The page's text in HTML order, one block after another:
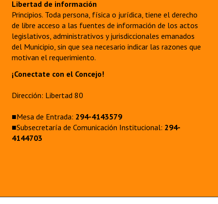
Libertad de información
Principios. Toda persona, física o jurídica, tiene el derecho
de libre acceso a las fuentes de información de los actos
legislativos, administrativos y jurisdiccionales emanados
del Municipio, sin que sea necesario indicar las razones que
motivan el requerimiento.
¡Conectate con el Concejo!
Dirección: Libertad 80
■Mesa de Entrada: 294-4143579
■Subsecretaría de Comunicación Institucional: 294-
4144703